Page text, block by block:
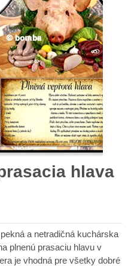
hlava
a netradičná kuchárska
plnenú prasaciu hlavu v
je vhodná pre všetky dobré